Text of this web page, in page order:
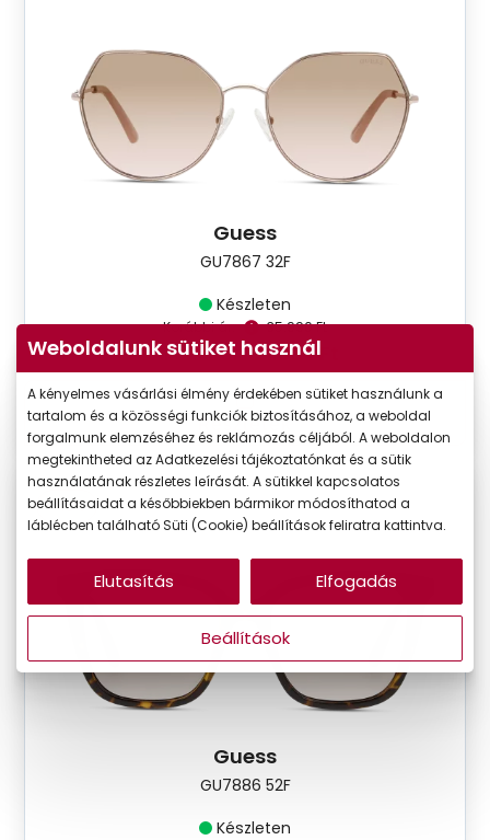
Guess
GU7867 32F
Készleten
Korábbi ár: 35.990 Ft
Akciós ár: 21.594 Ft
Részletek
-40%
Guess
GU7886 52F
Készleten
Weboldalunk sütiket használ
A kényelmes vásárlási élmény érdekében sütiket használunk a
tartalom és a közösségi funkciók biztosításához, a weboldal
forgalmunk elemzéséhez és reklámozás céljából. A weboldalon
megtekintheted az Adatkezelési tájékoztatónkat és a sütik
használatának részletes leírását. A sütikkel kapcsolatos
beállításaidat a későbbiekben bármikor módosíthatod a
láblécben található Süti (Cookie) beállítások feliratra kattintva.
Beállítások
Elutasítás Elfogadás